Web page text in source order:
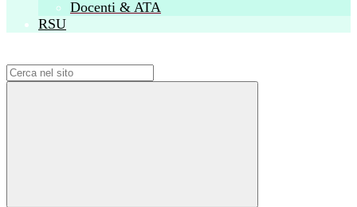
Docenti & ATA
RSU